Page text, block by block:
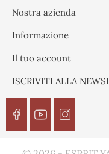
Nostra azienda
Informazione
Il tuo account
ISCRIVITI ALLA